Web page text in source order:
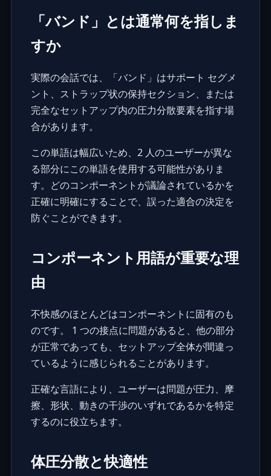
「バンド」とは通常何を指しま
すか
実際の会話では、「バンド」はサポート セグメ
ント、ストラップ状の保持セクション、または
完全なセットアップ内の圧力分散要素を指す場
合があります。
この単語は幅広いため、2 人のユーザーが異な
る部分にこの単語を使用する可能性がありま
す。どのコンポーネントが議論されているかを
正確に明確にすることで、誤った適合の決定を
防ぐことができます。
コンポーネント用語が重要な理
由
不快感のほとんどはコンポーネントに固有のも
のです。 1 つの接点に問題があると、他の部分
が正常であっても、セットアップ全体が間違っ
ているように感じられることがあります。
正確な言語により、ユーザーは問題が圧力、摩
擦、形状、動きの干渉のいずれであるかを特定
するのに役立ちます。
体圧分散と快適性